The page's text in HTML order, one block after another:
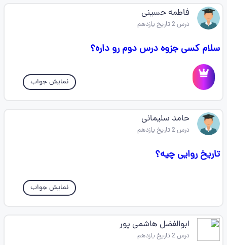
فاطمه حسینی
درس 2 تاریخ یازدهم
سلام کسی جزوه درس دوم رو داره؟
نمایش جواب
حامد سلیمانی
درس 2 تاریخ یازدهم
تاریخ روایی چیه؟
نمایش جواب
ابوالفضل هاشمی پور
درس 2 تاریخ یازدهم